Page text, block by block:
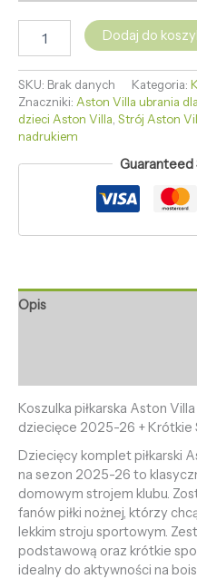
Dodaj do
SKU: Brak danych Kategoria:
Znaczniki: Aston Villa ubrania
dzieci Aston Villa, Strój Aston
nadrukiem
Guaranteed
Opis
Koszulka piłkarska Aston
dziecięce 2025-26 + Krótkie
Dziecięcy komplet piłkarski
na sezon 2025-26 to
domowym strojem klubu.
fanów piłki nożnej, którzy
lekkim stroju sportowym.
podstawową oraz krótkie
idealny do aktywności na